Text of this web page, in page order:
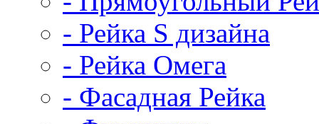
- Рейка S дизайна
- Рейка Омега
- Фасадная Рейка